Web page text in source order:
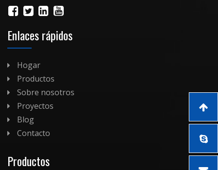
Enlaces rápidos
Hogar
Productos
Sobre nosotros
Proyectos
Blog
Contacto
Productos